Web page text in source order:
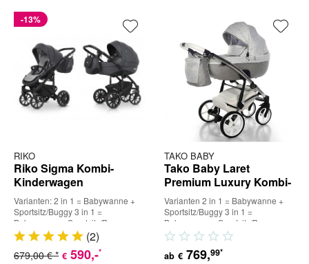
-13%
RIKO
Riko Sigma Kombi-
Kinderwagen
Varianten: 2 in 1 = Babywanne +
Sportsitz/Buggy 3 in 1 =
Babywanne + Sportsitz/Buggy +
Babyschale (inkl. Adapter) 4...
(2)
€ 590,-*
679,00 € *
TAKO BABY
Tako Baby Laret
Premium Luxury Kombi-
Kinderwagen
Varianten 2 in 1 = Babywanne +
Sportsitz/Buggy 3 in 1 =
Babywanne + Sportsitz/Buggy +
Babyschale (inkl. Adapter) 4 in...
ab € 769,99*